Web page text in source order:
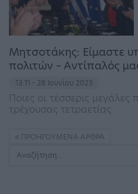
Μητσοτάκης: Είμαστε
πολιτών – Αντίπαλός
13:11 - 28 Ιουνίου 2023
Ποιες οι τέσσερις μεγάλες
τρέχουσας τετραετίας
ΠΡΟΗΓΟΎΜΕΝΑ ΆΡΘΡΑ